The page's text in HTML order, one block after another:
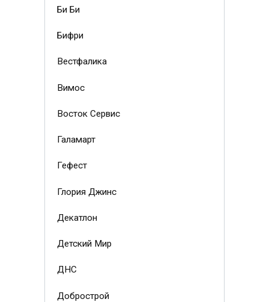
Би Би
Бифри
Вестфалика
Вимос
Восток Сервис
Галамарт
Гефест
Глория Джинс
Декатлон
Детский Мир
ДНС
Добрострой